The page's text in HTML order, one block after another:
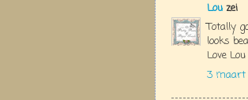
Lou zei
Totally
looks
Love
3 maart